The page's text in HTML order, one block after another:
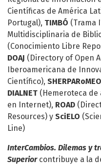
Científicas de América
Portugal), TIMBÓ (Trama
Multidisciplinaria de
(Conocimiento Libre
DOAJ (Directory of Open
Iberoamericana de
Científico), SHERPARoMEO
DIALNET (Hemeroteca
en Internet), ROAD
Resources) y SciELO
Line)
InterCambios. Dilemas y
Superiorcontribuye a la